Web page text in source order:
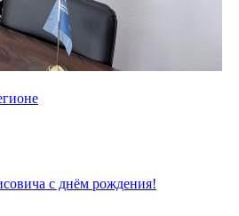
с днём рождения!